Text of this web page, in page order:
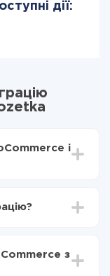
дії:
і
WooCommerce в
з
з